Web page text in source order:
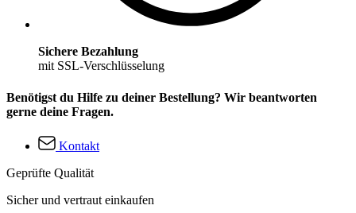
Sichere Bezahlung
mit SSL-Verschlüsselung
Benötigst du Hilfe zu deiner Bestellung? Wir beantworten
gerne deine Fragen.
Kontakt
Geprüfte Qualität
Sicher und vertraut einkaufen